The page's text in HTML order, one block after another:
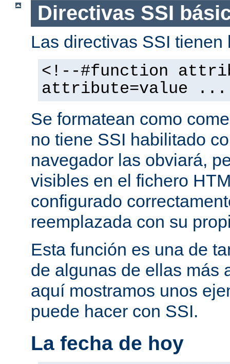
Directivas SSI
Las directivas SSI
<!--#function
attribute=value
Se formatean como
no tiene SSI habilitado
navegador las obviará,
visibles en el fichero
configurado
reemplazada con su
Esta función es una de
de algunas de ellas más
aquí mostramos unos
puede hacer con SSI.
La fecha de hoy